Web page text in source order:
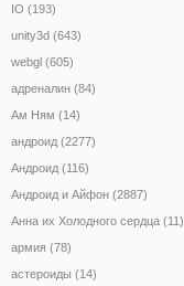
IO (193)
unity3d (643)
webgl (605)
адреналин (84)
Ам Ням (14)
андроид (2277)
Андроид (116)
Андроид и Айфон (2887)
Анна их Холодного сердца (11)
армия (78)
астероиды (14)